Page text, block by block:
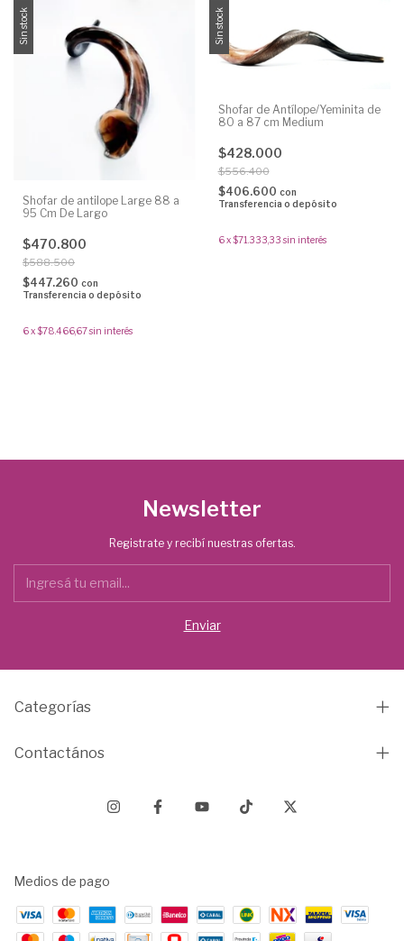
Sin stock
Shofar de antilope Large 88 a
95 Cm De Largo
$470.800
$588.500
$447.260 con
Transferencia o depósito
6x$78.466,67sin interés
Sin stock
Shofar de Antílope/Yeminita de
80 a 87 cm Medium
$428.000
$556.400
$406.600 con
Transferencia o depósito
6 x$71.333,33 sin interés
Newsletter
Registrate y recibí nuestras ofertas.
Categorías
Contactános
Medios de pago